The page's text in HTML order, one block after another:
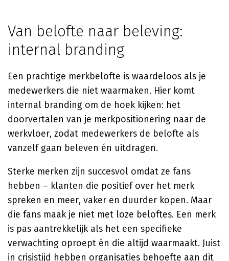
Van belofte naar beleving:
internal branding
Een prachtige merkbelofte is waardeloos als je
medewerkers die niet waarmaken. Hier komt
internal branding om de hoek kijken: het
doorvertalen van je merkpositionering naar de
werkvloer, zodat medewerkers de belofte als
vanzelf gaan beleven én uitdragen.
Sterke merken zijn succesvol omdat ze fans
hebben – klanten die positief over het merk
spreken en meer, vaker en duurder kopen. Maar
die fans maak je niet met loze beloftes. Een merk
is pas aantrekkelijk als het een specifieke
verwachting oproept én die altijd waarmaakt. Juist
in crisistijd hebben organisaties behoefte aan dit